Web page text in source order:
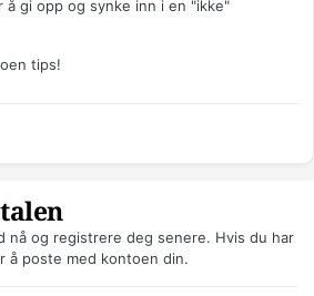
gi opp og synke inn i en "ikke"
tips!
nå og registrere deg senere. Hvis du har
å poste med kontoen din.